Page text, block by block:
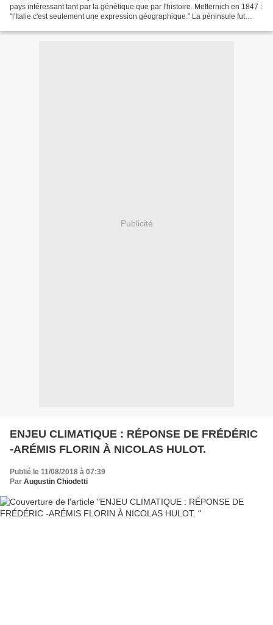
pays intéressant tant par la génétique que par l'histoire. Metternich en 1847 :
"l'Italie c'est seulement une expression géographique." La péninsule fut
Publicité
ENJEU CLIMATIQUE : RÉPONSE DE FRÉDÉRIC
-ARÉMIS FLORIN À NICOLAS HULOT.
Publié le 11/08/2018 à 07:39
Par Augustin Chiodetti